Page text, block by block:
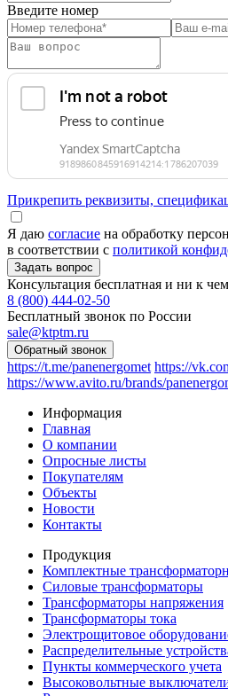
Введите номер
Прикрепить реквизиты,
Я даю согласие на обработку
в соответствии с политикой
Консультация бесплатная и ни к
8 (800) 444-02-50
Бесплатный звонок по России
sale@ktptm.ru
https://t.me/panenergomet https://
https://www.avito.ru/brands/
Информация
Главная
О компании
Опросные листы
Покупателям
Объекты
Новости
Контакты
Продукция
Комплектные
Силовые трансформаторы
Трансформаторы напряжения
Трансформаторы тока
Электрощитовое
Распределительные
Пункты коммерческого учета
Высоковольтные